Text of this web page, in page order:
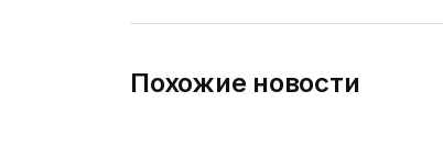
Похожие новости